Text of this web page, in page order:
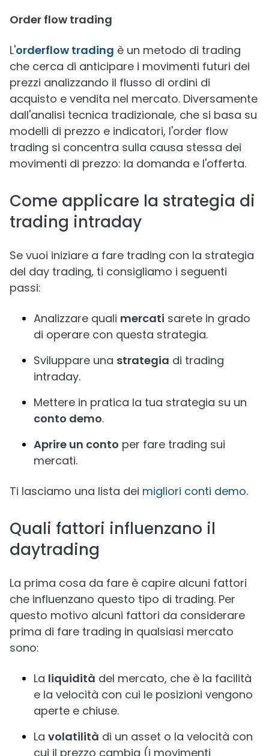
Order flow trading
L'orderflow trading è un metodo di trading
che cerca di anticipare i movimenti futuri dei
prezzi analizzando il flusso di ordini di
acquisto e vendita nel mercato. Diversamente
dall'analisi tecnica tradizionale, che si basa su
modelli di prezzo e indicatori, l'order flow
trading si concentra sulla causa stessa dei
movimenti di prezzo: la domanda e l'offerta.
Come applicare la strategia di
trading intraday
Se vuoi iniziare a fare trading con la strategia
del day trading, ti consigliamo i seguenti
passi:
Analizzare quali mercati sarete in grado
di operare con questa strategia.
Sviluppare una strategia di trading
intraday.
Mettere in pratica la tua strategia su un
conto demo.
Aprire un conto per fare trading sui
mercati.
Ti lasciamo una lista dei migliori conti demo.
Quali fattori influenzano il
daytrading
La prima cosa da fare è capire alcuni fattori
che influenzano questo tipo di trading. Per
questo motivo alcuni fattori da considerare
prima di fare trading in qualsiasi mercato
sono:
La liquidità del mercato, che è la facilità
e la velocità con cui le posizioni vengono
aperte e chiuse.
La volatilità di un asset o la velocità con
cui il prezzo cambia (i movimenti